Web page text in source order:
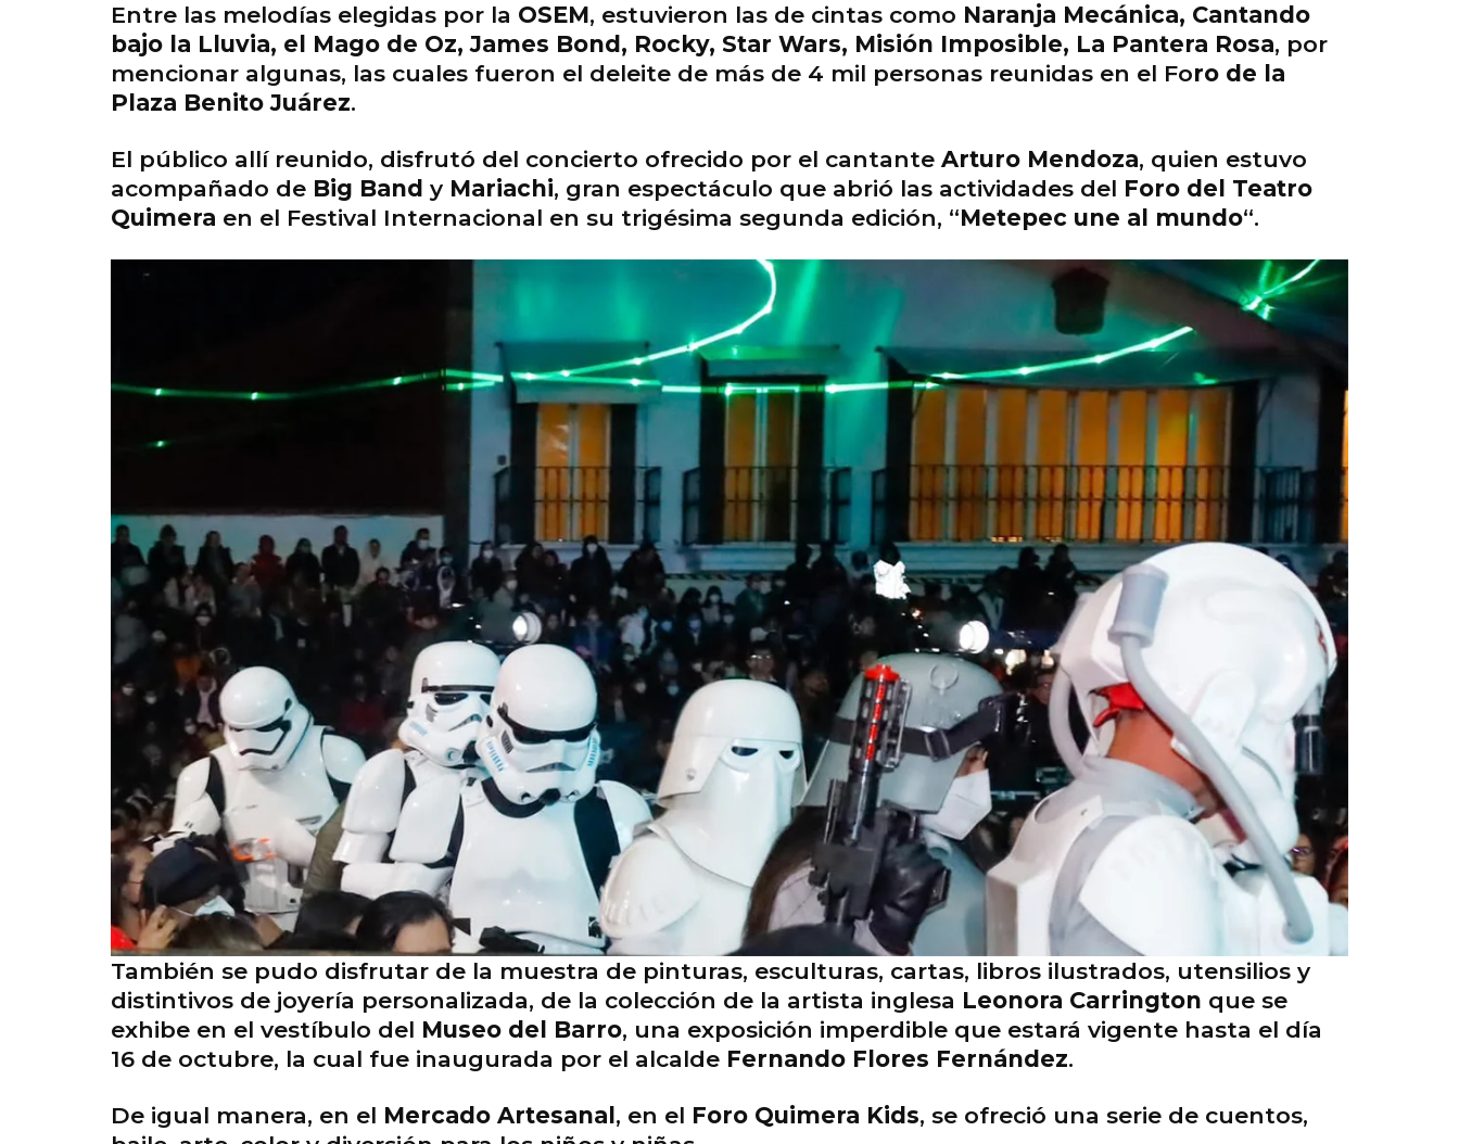
Entre las melodías elegidas por la OSEM, estuvieron las de cintas como Naranja Mecánica, Cantando
bajo la Lluvia, el Mago de Oz, James Bond, Rocky, Star Wars, Misión Imposible, La Pantera Rosa, por
mencionar algunas, las cuales fueron el deleite de más de 4 mil personas reunidas en el Foro de la
Plaza Benito Juárez.
El público allí reunido, disfrutó del concierto ofrecido por el cantante Arturo Mendoza, quien estuvo
acompañado de Big Band y Mariachi, gran espectáculo que abrió las actividades del Foro del Teatro
Quimera en el Festival Internacional en su trigésima segunda edición, “Metepec une al mundo“.
También se pudo disfrutar de la muestra de pinturas, esculturas, cartas, libros ilustrados, utensilios y
distintivos de joyería personalizada, de la colección de la artista inglesa Leonora Carrington que se
exhibe en el vestíbulo del Museo del Barro, una exposición imperdible que estará vigente hasta el día
16 de octubre, la cual fue inaugurada por el alcalde Fernando Flores Fernández.
De igual manera, en el Mercado Artesanal, en el Foro Quimera Kids, se ofreció una serie de cuentos,